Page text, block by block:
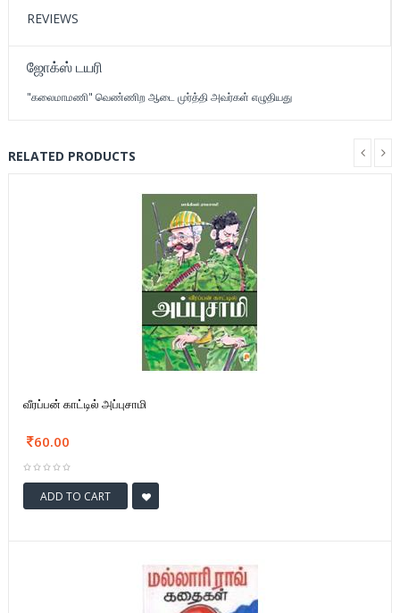
REVIEWS
ஜோக்ஸ் டயரி
"கலைமாமணி" வெண்ணிற ஆடை முர்த்தி அவர்கள் எழுதியது
RELATED PRODUCTS
வீரப்பன் காட்டில் அப்புசாமி
60.00
ADD TO CART